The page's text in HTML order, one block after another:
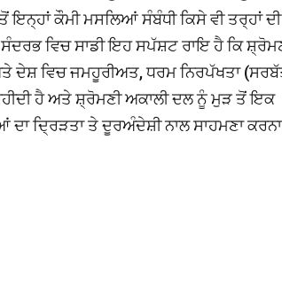
ਕੌਮੀ ਮਸਲਿਆਂ ਸੰਬੰਧੀ ਕਿਸੇ ਵੀ ਤਰ੍ਹਾਂ ਦੀ
ਵਿਚ ਸਾਡੀ ਇਹ ਸਪੱਸ਼ਟ ਰਾਇ ਹੈ ਕਿ
ਦੇਸ਼ ਵਿਚ ਜਮਹੂਰੀਅਤ, ਧਰਮ ਨਿਰਪੱਖਤਾ
ਹੈ ਅਤੇ ਸ਼੍ਰੋਮਣੀ ਅਕਾਲੀ ਦਲ ਨੂੰ ਮੁੜ ਤੋਂ ਇਕ
ਦ੍ਰਿੜਤਾ ਤੇ ਦੂਰਅੰਦੇਸ਼ੀ ਨਾਲ ਸਾਹਮਣਾ ਕਰਨਾ